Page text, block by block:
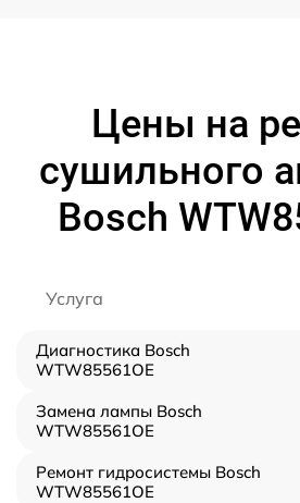
Цены на
сушильного
Bosch
Услуга
Диагностика Bosch
WTW85561OE
Замена лампы Bosch
WTW85561OE
Ремонт гидросистемы Bosch
WTW85561OE